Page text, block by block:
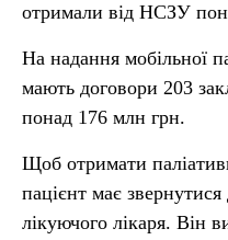
отримали від НСЗУ
На надання мобільної
мають договори 203
понад 176 млн грн.
Щоб отримати
пацієнт має
лікуючого лікаря. Він